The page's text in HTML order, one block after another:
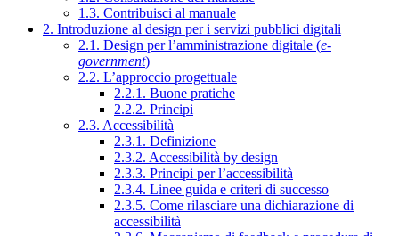
1.3. Contribuisci al manuale
2. Introduzione al design per i servizi pubblici digitali
2.1. Design per l’amministrazione digitale (e-
government)
2.2. L’approccio progettuale
2.2.1. Buone pratiche
2.2.2. Principi
2.3. Accessibilità
2.3.1. Definizione
2.3.2. Accessibilità by design
2.3.3. Principi per l’accessibilità
2.3.4. Linee guida e criteri di successo
2.3.5. Come rilasciare una dichiarazione di
accessibilità